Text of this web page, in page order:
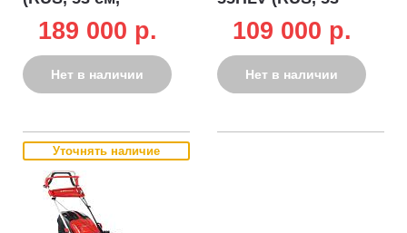
163 см3, сталь,
кардан, 4 в 1, 70 л,
50 кг)
189 000 p.
Нет в наличии
GCVx170, 166 см3,
вариатор, 70 л,
44.2 кг)
109 000 p.
Нет в наличии
Уточнять наличие